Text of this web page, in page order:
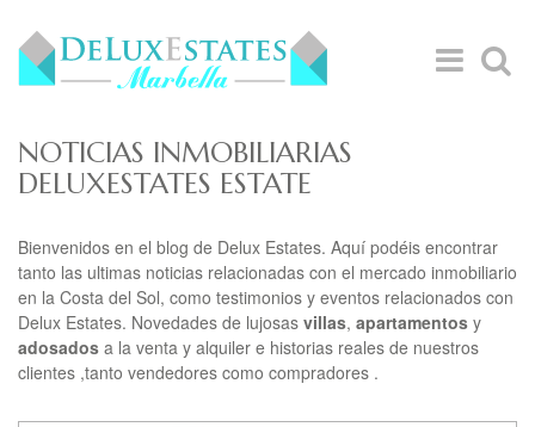
NOTICIAS INMOBILIARIAS
DELUXESTATES ESTATE
Bienvenidos en el blog de Delux Estates. Aquí podéis encontrar
tanto las ultimas noticias relacionadas con el mercado inmobiliario
en la Costa del Sol, como testimonios y eventos relacionados con
Delux Estates. Novedades de lujosas villas, apartamentos y
adosados a la venta y alquiler e historias reales de nuestros
clientes ,tanto vendedores como compradores .